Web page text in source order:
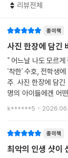
리뷰전체
종이책
사진 한장에 담긴
" 어느날 나도 모르
'착한' 수호, 전학생
주. 사진 한장에 담긴
명의 아이들에겐 어
늘어가는 만큼, 불편
k******5
종이책
최악의 인생 샷이